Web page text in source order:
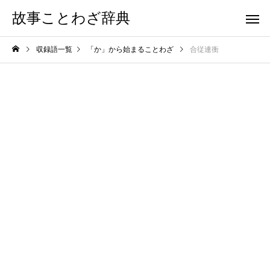
故事ことわざ辞典
収録語一覧 「か」から始まることわざ 合従連衡